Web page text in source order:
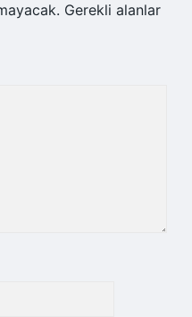
Gerekli alanlar